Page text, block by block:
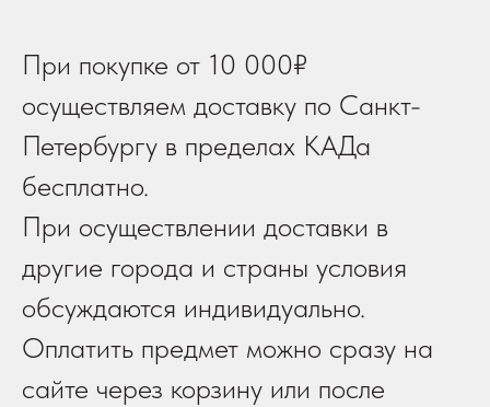
При покупке от 10 000₽
осуществляем доставку по Санкт-
Петербургу в пределах КАДа
бесплатно.
При осуществлении доставки в
другие города и страны условия
обсуждаются индивидуально.
Оплатить предмет можно сразу на
сайте через корзину или после